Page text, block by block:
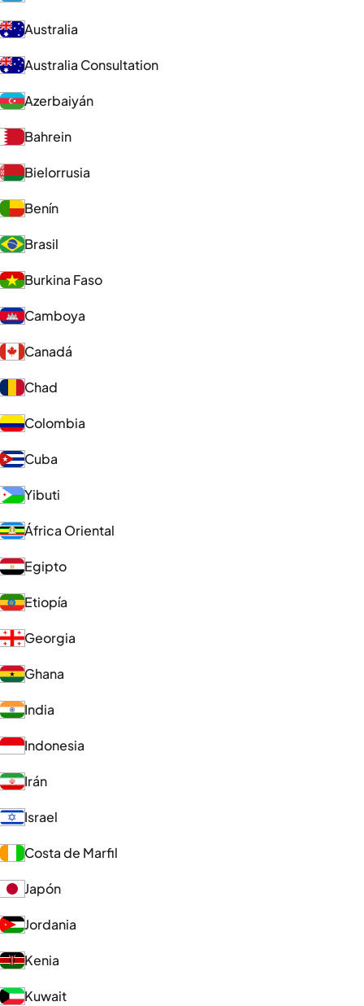
Australia
Australia Consultation
Azerbaiyán
Bahrein
Bielorrusia
Benín
Brasil
Burkina Faso
Camboya
Canadá
Chad
Colombia
Cuba
Yibuti
África Oriental
Egipto
Etiopía
Georgia
Ghana
India
Indonesia
Irán
Israel
Costa de Marfil
Japón
Jordania
Kenia
Kuwait